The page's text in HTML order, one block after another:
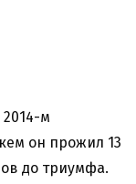
м
он прожил 13
до триумфа.